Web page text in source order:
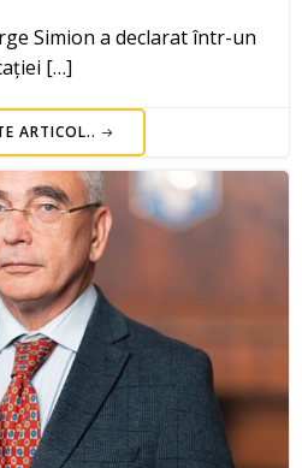
Simion a declarat într-un
[…]
ARTICOL..